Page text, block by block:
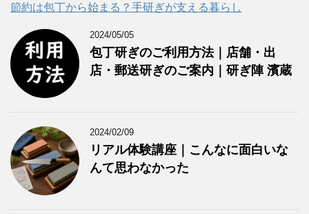
節約は包丁から始まる？手研ぎが支える暮らし
2024/05/05
包丁研ぎのご利用方法｜店舗・出
店・郵送研ぎのご案内｜研ぎ陣 濱蔵
2024/02/09
リアル体験講座｜こんなに面白いな
んて思わなかった